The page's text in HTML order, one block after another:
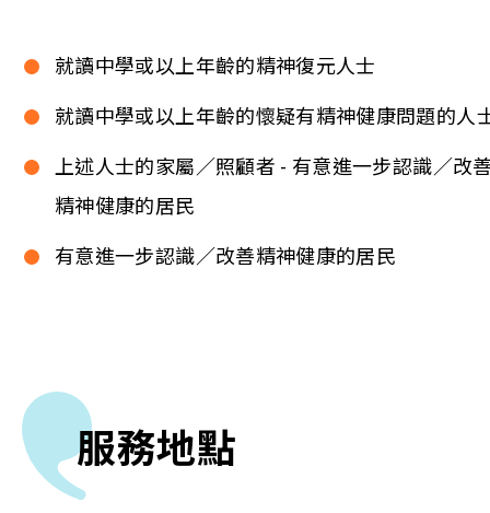
就讀中學或以上年齡的精神復元人士
就讀中學或以上年齡的懷疑有精神健康問題的人
上述人士的家屬／照顧者 - 有意進一步認識／改
精神健康的居民
有意進一步認識／改善精神健康的居民
服務地點